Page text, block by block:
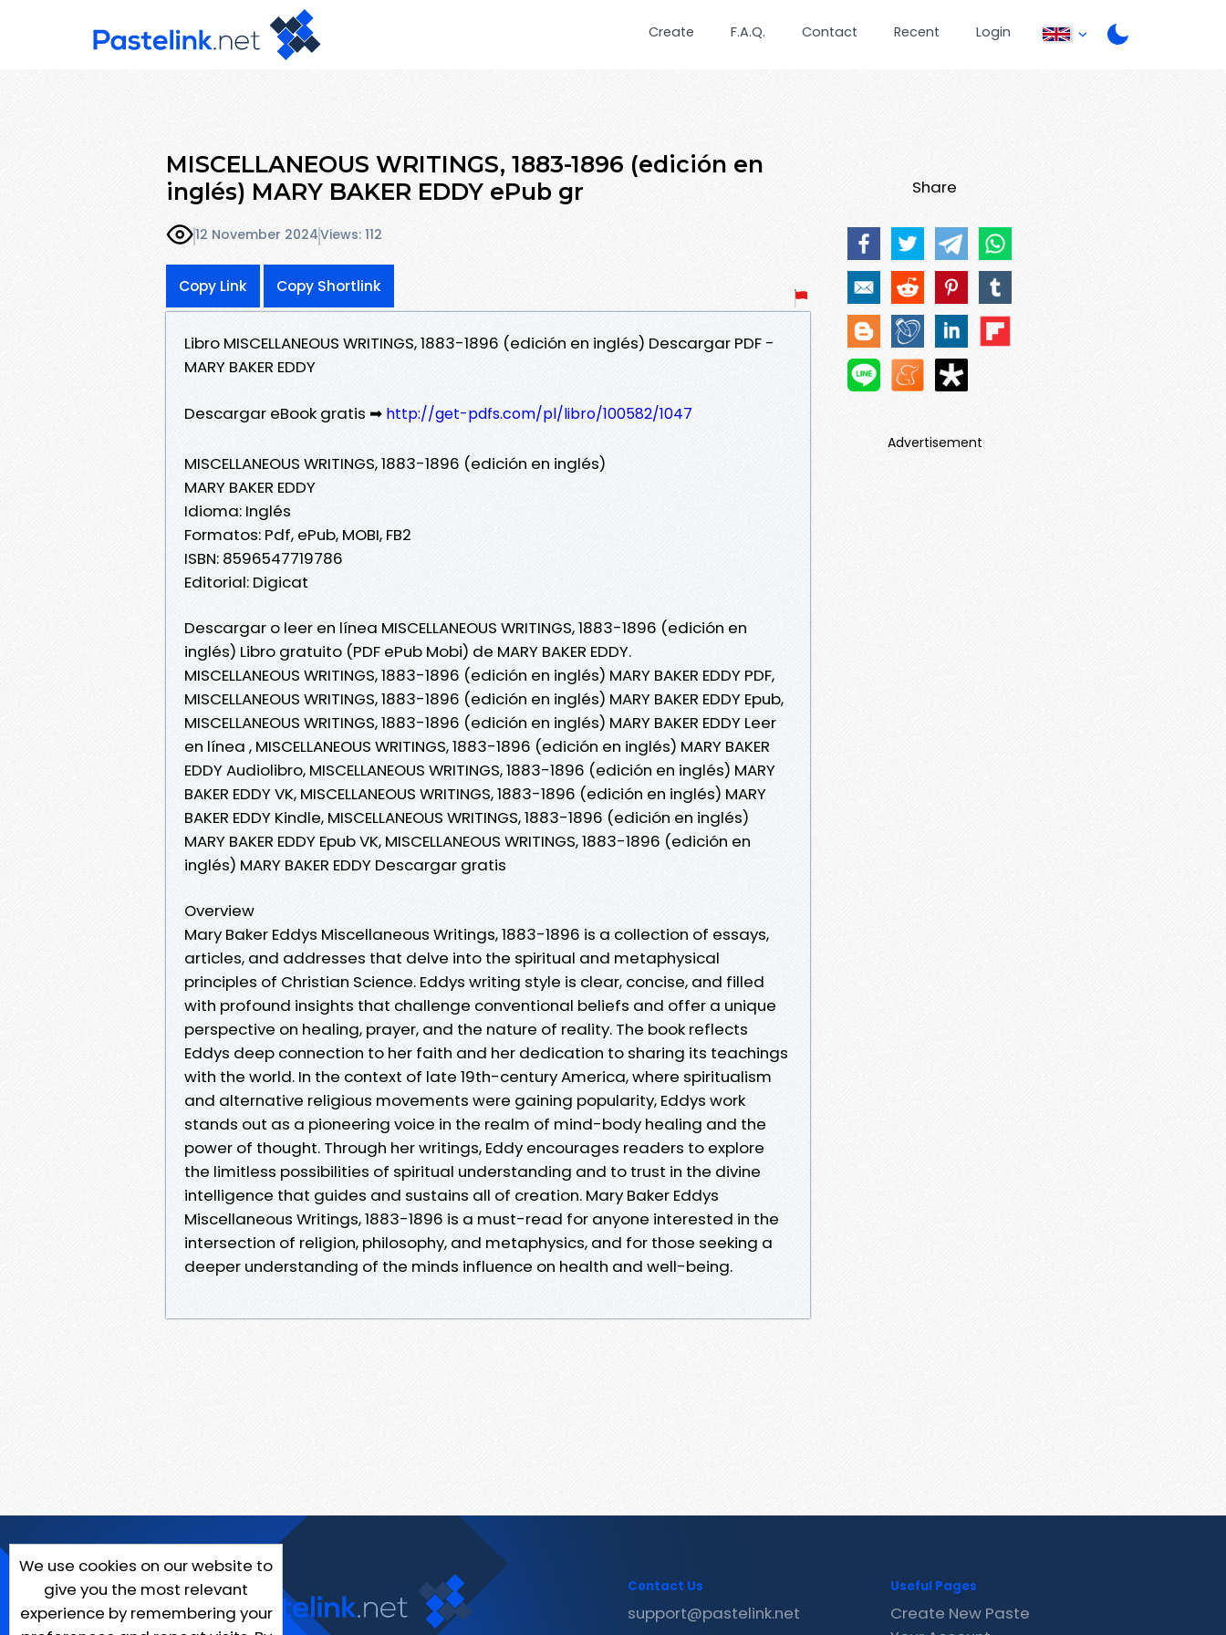
Create F.A.Q. Contact Recent Login
MISCELLANEOUS WRITINGS, 1883-1896 (edición en
inglés) MARY BAKER EDDY ePub gr
12 November 2024Views: 112
Copy Link Copy Shortlink
Libro MISCELLANEOUS WRITINGS, 1883-1896 (edición en inglés) Descargar PDF -
MARY BAKER EDDY
Descargar eBook gratis ➡ http://get-pdfs.com/pl/libro/100582/1047
MISCELLANEOUS WRITINGS, 1883-1896 (edición en inglés)
MARY BAKER EDDY
Idioma: Inglés
Formatos: Pdf, ePub, MOBI, FB2
ISBN: 8596547719786
Editorial: Digicat
Descargar o leer en línea MISCELLANEOUS WRITINGS, 1883-1896 (edición en
inglés) Libro gratuito (PDF ePub Mobi) de MARY BAKER EDDY.
MISCELLANEOUS WRITINGS, 1883-1896 (edición en inglés) MARY BAKER EDDY PDF,
MISCELLANEOUS WRITINGS, 1883-1896 (edición en inglés) MARY BAKER EDDY Epub,
MISCELLANEOUS WRITINGS, 1883-1896 (edición en inglés) MARY BAKER EDDY Leer
en línea , MISCELLANEOUS WRITINGS, 1883-1896 (edición en inglés) MARY BAKER
EDDY Audiolibro, MISCELLANEOUS WRITINGS, 1883-1896 (edición en inglés) MARY
BAKER EDDY VK, MISCELLANEOUS WRITINGS, 1883-1896 (edición en inglés) MARY
BAKER EDDY Kindle, MISCELLANEOUS WRITINGS, 1883-1896 (edición en inglés)
MARY BAKER EDDY Epub VK, MISCELLANEOUS WRITINGS, 1883-1896 (edición en
inglés) MARY BAKER EDDY Descargar gratis
Overview
Mary Baker Eddys Miscellaneous Writings, 1883-1896 is a collection of essays,
articles, and addresses that delve into the spiritual and metaphysical
principles of Christian Science. Eddys writing style is clear, concise, and filled
with profound insights that challenge conventional beliefs and offer a unique
perspective on healing, prayer, and the nature of reality. The book reflects
Eddys deep connection to her faith and her dedication to sharing its teachings
with the world. In the context of late 19th-century America, where spiritualism
and alternative religious movements were gaining popularity, Eddys work
stands out as a pioneering voice in the realm of mind-body healing and the
power of thought. Through her writings, Eddy encourages readers to explore
the limitless possibilities of spiritual understanding and to trust in the divine
intelligence that guides and sustains all of creation. Mary Baker Eddys
Miscellaneous Writings, 1883-1896 is a must-read for anyone interested in the
intersection of religion, philosophy, and metaphysics, and for those seeking a
deeper understanding of the minds influence on health and well-being.
Share
Advertisement
We use cookies on our website to
give you the most relevant
experience by remembering your
Contact Us
support@pastelink.net
Useful Pages
Create New Paste